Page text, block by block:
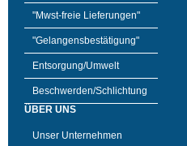
"Mwst-freie Lieferungen"
"Gelangensbestätigung"
Entsorgung/Umwelt
Beschwerden/Schlichtung
ÜBER UNS
Unser Unternehmen